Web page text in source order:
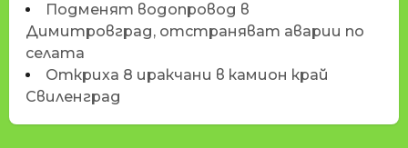
Подменят водопровод в
Димитровград, отстраняват аварии по
селата
Откриха 8 иракчани в камион край
Свиленград